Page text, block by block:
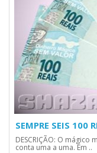
SEMPRE SEIS 100
DESCRIÇÃO: O
conta uma a uma. Em ..